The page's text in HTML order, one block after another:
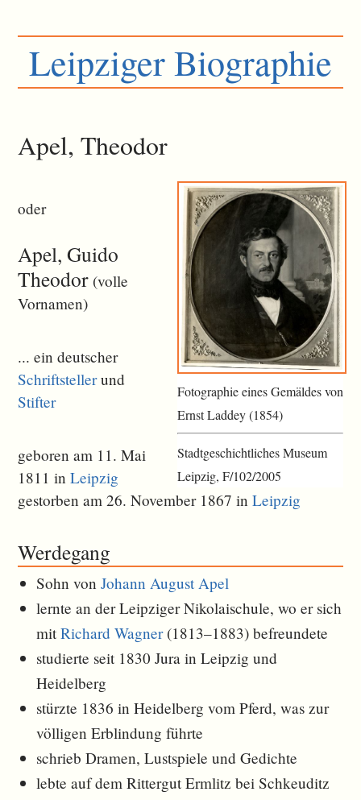
Leipziger Biographie
Apel, Theodor
Fotographie eines Gemäldes von
Ernst Laddey (1854)
Stadtgeschichtliches Museum
Leipzig, F/102/2005
oder
Apel, Guido
Theodor (volle
Vornamen)
... ein deutscher
Schriftstellerund
Stifter
geboren am 11. Mai
1811 inLeipzig
gestorben am 26. November 1867 inLeipzig
Werdegang
Sohn vonJohann August Apel
lernte an der Leipziger Nikolaischule, wo er sich
mitRichard Wagner(1813–1883) befreundete
studierte seit 1830 Jura in Leipzig und
Heidelberg
stürzte 1836 in Heidelberg vom Pferd, was zur
völligen Erblindung führte
schrieb Dramen, Lustspiele und Gedichte
lebte auf dem Rittergut Ermlitz bei Schkeuditz